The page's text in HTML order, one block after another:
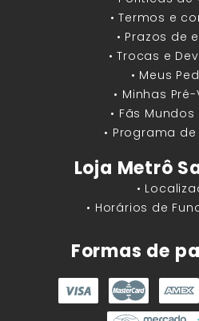
• Termos e
• Prazos de
• Trocas e
• Meus
• Minhas
• Fãs
• Programa
Loja Metrô
•
• Horários de
Formas de